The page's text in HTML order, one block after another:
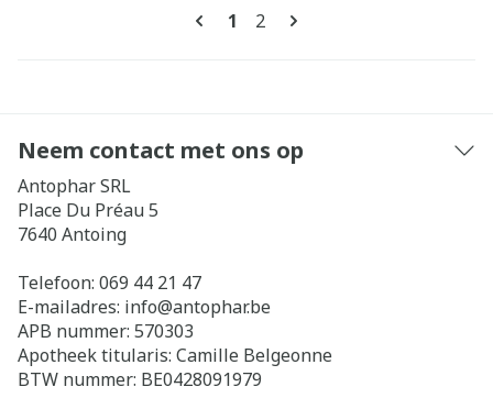
Pagina's
U lees momenteel pagina
1 Pagina
2
Neem contact met ons op
Antophar SRL
Place Du Préau 5
7640 Antoing
Telefoon: 069 44 21 47
E-mailadres: info@antophar.be
APB nummer: 570303
Apotheek titularis: Camille Belgeonne
BTW nummer: BE0428091979